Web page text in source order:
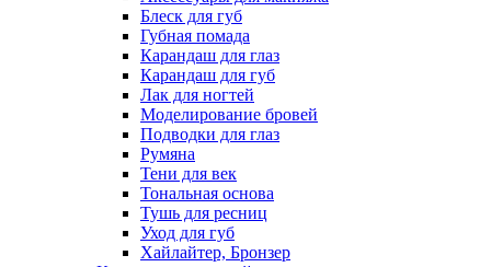
Блеск для губ
Губная помада
Карандаш для глаз
Карандаш для губ
Лак для ногтей
Моделирование бровей
Подводки для глаз
Румяна
Тени для век
Тональная основа
Тушь для ресниц
Уход для губ
Хайлайтер, Бронзер